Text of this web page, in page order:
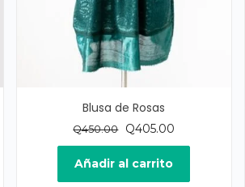
Blusa de Rosas
Q450.00
El
precio
original
era:
Q405.00
precio
es:
Añadir al carrito